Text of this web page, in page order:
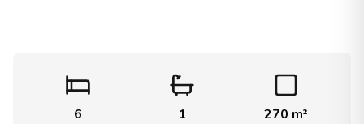
6 1 270 m²